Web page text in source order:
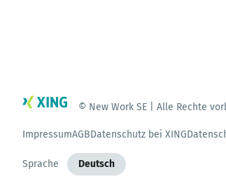
© New Work SE | Alle Rechte
ImpressumAGBDatenschutz bei XING
Sprache Deutsch